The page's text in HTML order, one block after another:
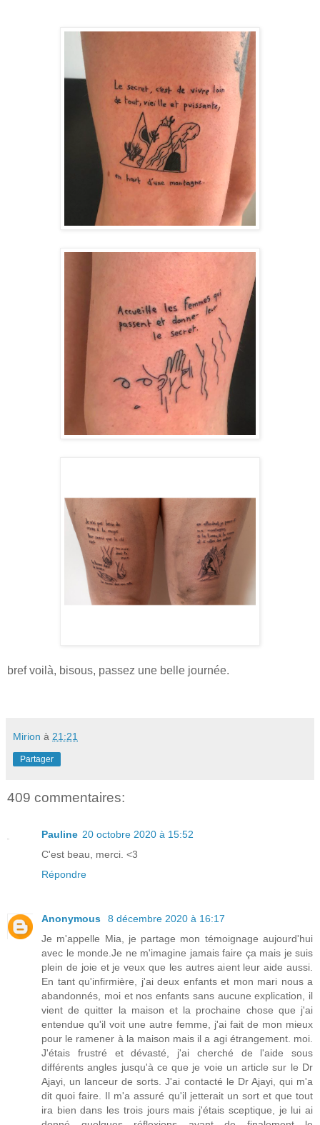
bref voilà, bisous, passez une belle journée.
Mirion à 21:21
Partager
409 commentaires:
Pauline 20 octobre 2020 à 15:52
C'est beau, merci. <3
Répondre
Anonymous
8 décembre 2020 à 16:17
Je m'appelle Mia, je partage mon témoignage aujourd'hui
avec le monde.Je ne m'imagine jamais faire ça mais je suis
plein de joie et je veux que les autres aient leur aide aussi.
En tant qu'infirmière, j'ai deux enfants et mon mari nous a
abandonnés, moi et nos enfants sans aucune explication, il
vient de quitter la maison et la prochaine chose que j'ai
entendue qu'il voit une autre femme, j'ai fait de mon mieux
pour le ramener à la maison mais il a agi étrangement. moi.
J'étais frustré et dévasté, j'ai cherché de l'aide sous
différents angles jusqu'à ce que je voie un article sur le Dr
Ajayi, un lanceur de sorts. J'ai contacté le Dr Ajayi, qui m'a
dit quoi faire. Il m'a assuré qu'il jetterait un sort et que tout
ira bien dans les trois jours mais j'étais sceptique, je lui ai